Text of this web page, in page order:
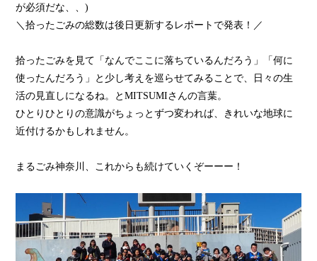
が必須だな、、)
＼拾ったごみの総数は後日更新するレポートで発表！／
拾ったごみを見て「なんでここに落ちているんだろう」「何に
使ったんだろう」と少し考えを巡らせてみることで、日々の生
活の見直しになるね。とMITSUMIさんの言葉。
ひとりひとりの意識がちょっとずつ変われば、きれいな地球に
近付けるかもしれません。
まるごみ神奈川、これからも続けていくぞーーー！